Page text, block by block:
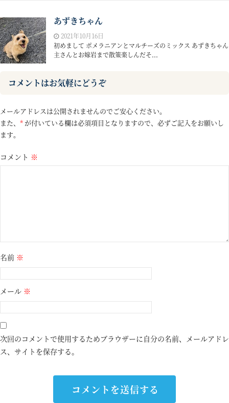
あずきちゃん
2021年10月16日
初めまして ポメラニアンとマルチーズのミックス あずきちゃん
主さんとお嫁岩まで散策楽しんだそ...
コメントはお気軽にどうぞ
メールアドレスは公開されませんのでご安心ください。
また、 * が付いている欄は必須項目となりますので、必ずご記入をお願いし
ます。
コメント ※
名前 ※
メール ※
次回のコメントで使用するためブラウザーに自分の名前、メールアドレ
ス、サイトを保存する。